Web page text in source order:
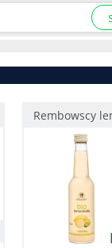
Rembowscy